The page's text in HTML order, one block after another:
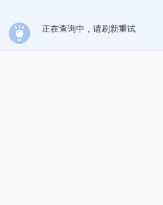
正在查询中，请刷新重试